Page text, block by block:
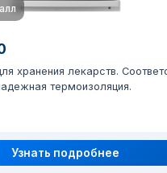
хранения лекарств.
термоизоляция.
Узнать подробнее